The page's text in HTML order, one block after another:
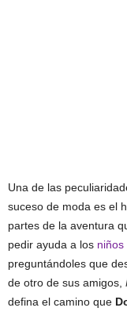
Una de las
suceso de moda es el
partes de la aventura
pedir ayuda a los niños
preguntándoles que
de otro de sus amigos,
defina el camino que